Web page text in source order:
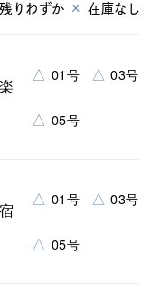
残りわずか × 在庫なし
△ 01号 △ 03号
△ 05号
△ 01号 △ 03号
△ 05号